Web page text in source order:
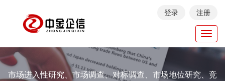
登录 注册
市场进入性研究、市场调查、对标调查、市场地位研究、竞